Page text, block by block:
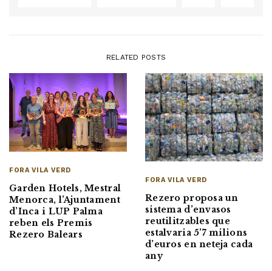
RELATED POSTS
FORA VILA VERD
Garden Hotels, Mestral
Menorca, l’Ajuntament
d’Inca i LUP Palma
reben els Premis
Rezero Balears
FORA VILA VERD
Rezero proposa un
sistema d’envasos
reutilitzables que
estalvaria 5’7 milions
d’euros en neteja cada
any